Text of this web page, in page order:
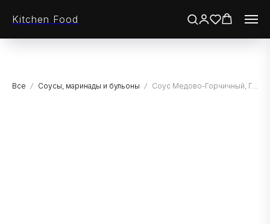
Kitchen Food
Все Соусы, маринады и бульоны Соус Медово-Горчичный, Гурмикс, 2 кг